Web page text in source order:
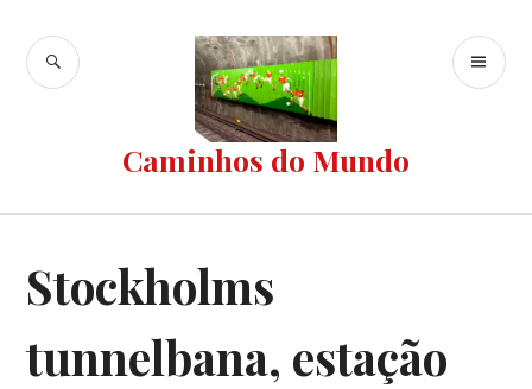
para
conteúdo
Caminhos do Mundo
BUSCA
Stockholms
tunnelbana, estação